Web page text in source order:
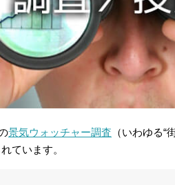
景気ウォッチャー調査 （いわゆる
ています。